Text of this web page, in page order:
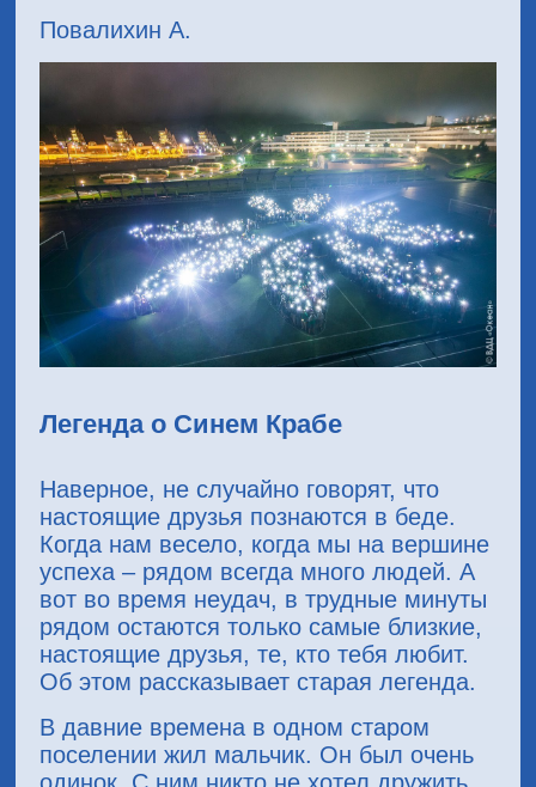
Повалихин А.
Легенда о Синем Крабе
Наверное, не случайно говорят, что
настоящие друзья познаются в беде.
Когда нам весело, когда мы на вершине
успеха – рядом всегда много людей. А
вот во время неудач, в трудные минуты
рядом остаются только самые близкие,
настоящие друзья, те, кто тебя любит.
Об этом рассказывает старая легенда.
В давние времена в одном старом
поселении жил мальчик. Он был очень